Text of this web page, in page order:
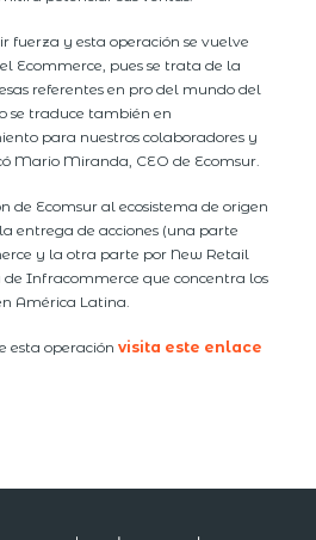
fuerza y esta operación se vuelve
Ecommerce, pues se trata de la
referentes en pro del mundo del
se traduce también en
para nuestros colaboradores y
Mario Miranda, CEO de Ecomsur.
de Ecomsur al ecosistema de origen
entrega de acciones (una parte
y la otra parte por New Retail
Infracommerce que concentra los
América Latina.
esta operaciónvisita este enlace